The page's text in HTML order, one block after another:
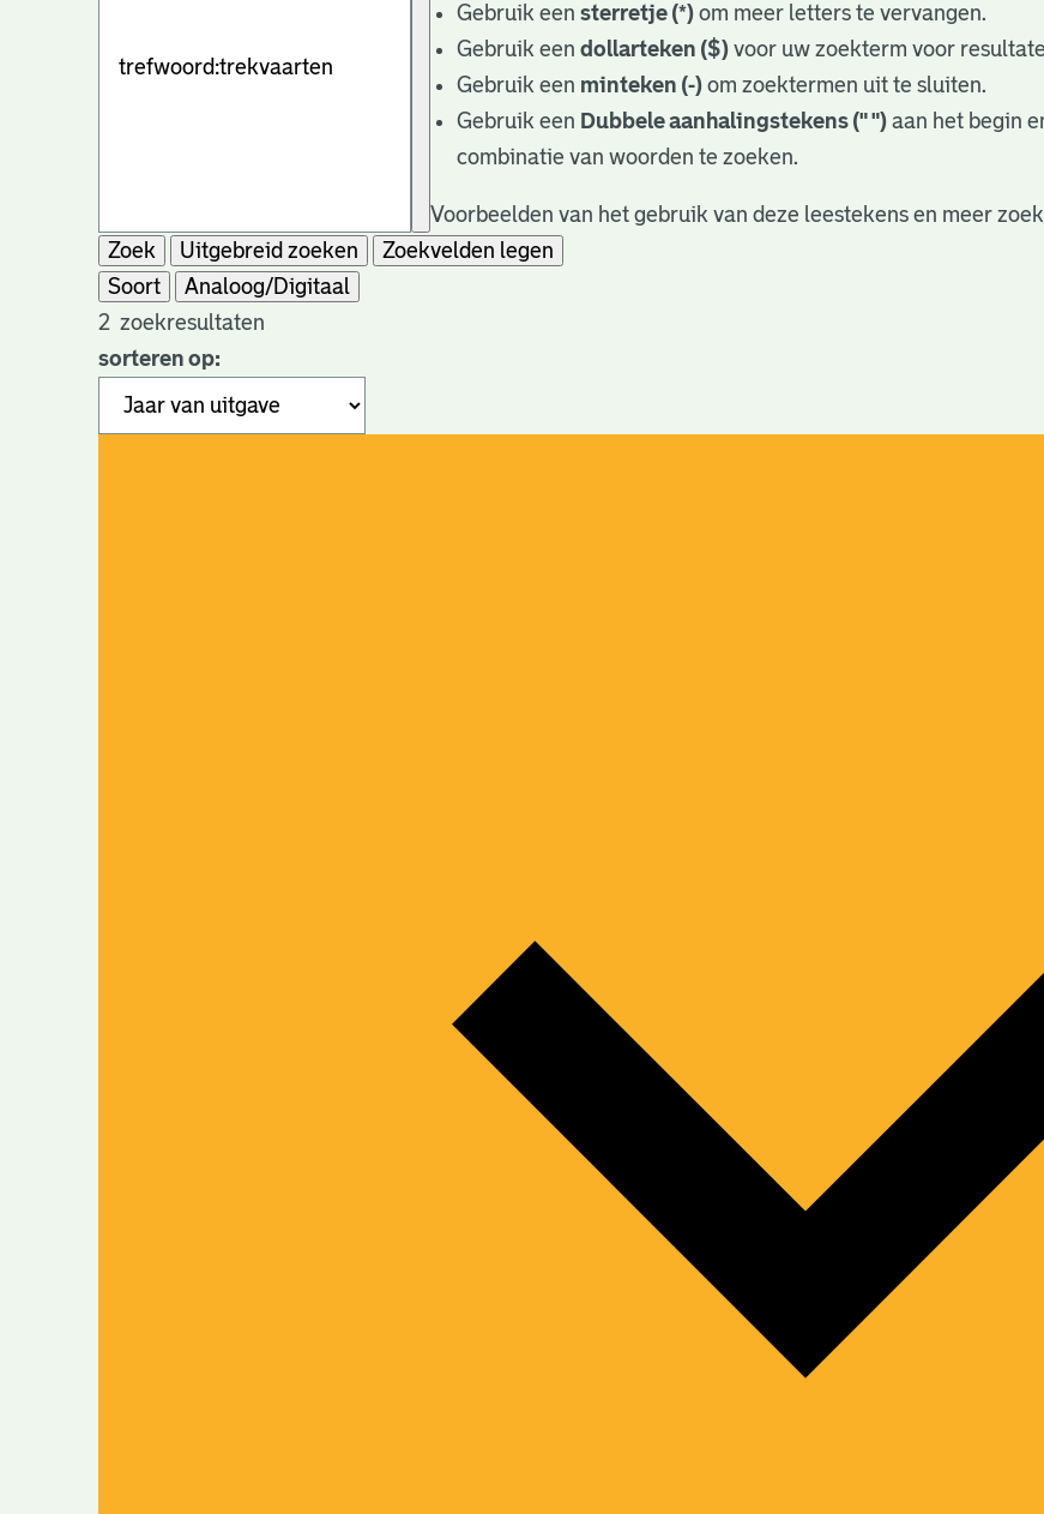
Gebruik eensterretje (*) om meer letters te vervangen.
Gebruik eendollarteken ($) voor uw zoekterm voor
Gebruik een minteken (-) om zoektermen uit te sluiten.
Gebruik een Dubbele aanhalingstekens (" ") aan het begin
combinatie van woorden te zoeken.
Voorbeelden van het gebruik van deze leestekens en meer
Zoek
Uitgebreid zoeken
Zoekvelden legen
Soort
Analoog/Digitaal
2 zoekresultaten
sorteren op: